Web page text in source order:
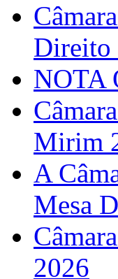
Direito
NOTA
Mirim
A
Mesa
2026